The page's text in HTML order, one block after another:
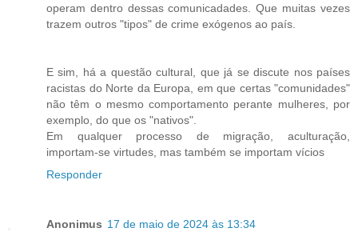
operam dentro dessas comunicadades. Que muitas vezes
trazem outros "tipos" de crime exógenos ao país.
E sim, há a questão cultural, que já se discute nos países
racistas do Norte da Europa, em que certas "comunidades"
não têm o mesmo comportamento perante mulheres, por
exemplo, do que os "nativos".
Em qualquer processo de migração, aculturação,
importam-se virtudes, mas também se importam vícios
Responder
Anonimus 17 de maio de 2024 às 13:34